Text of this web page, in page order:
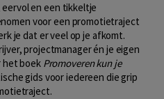
en een tikkeltje
voor een promotietraject
je dat er veel op je afkomt.
projectmanager én je eigen
het boek Promoveren kun je
gids voor iedereen die grip